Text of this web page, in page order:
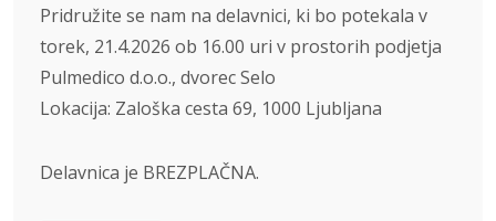
Pridružite se nam na delavnici, ki bo potekala v
torek, 21.4.2026 ob 16.00 uri v prostorih podjetja
Pulmedico d.o.o., dvorec Selo
Lokacija: Zaloška cesta 69, 1000 Ljubljana
Delavnica je BREZPLAČNA.